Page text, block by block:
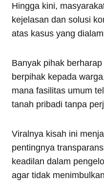
Hingga kini,
kejelasan dan solusi
atas kasus yang
Banyak pihak
berpihak kepada
mana fasilitas umum
tanah pribadi tanpa
Viralnya kisah ini
pentingnya
keadilan dalam
agar tidak